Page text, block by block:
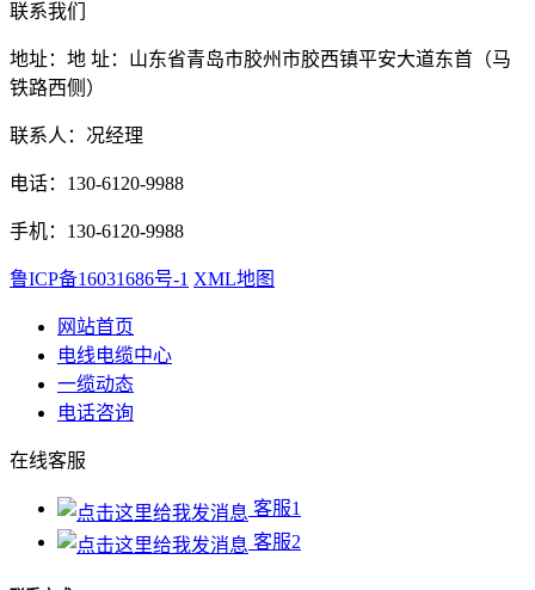
联系我们
地址：地 址：山东省青岛市胶州市胶西镇平安大道东首（马
铁路西侧）
联系人：况经理
电话：130-6120-9988
手机：130-6120-9988
鲁ICP备16031686号-1 XML地图
网站首页
电线电缆中心
一缆动态
电话咨询
在线客服
客服1
客服2